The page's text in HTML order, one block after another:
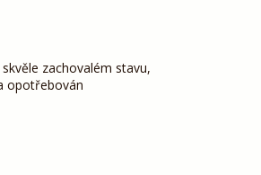
zachovalém stavu,
opotřebován